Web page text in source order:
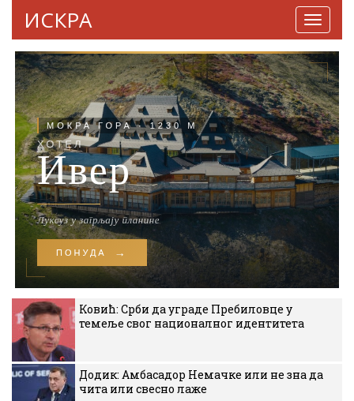
ИСКРА
Ковић: Срби да уграде Пребиловце у
темеље свог националног идентитета
Додик: Амбасадор Немачке или не зна да
чита или свесно лаже